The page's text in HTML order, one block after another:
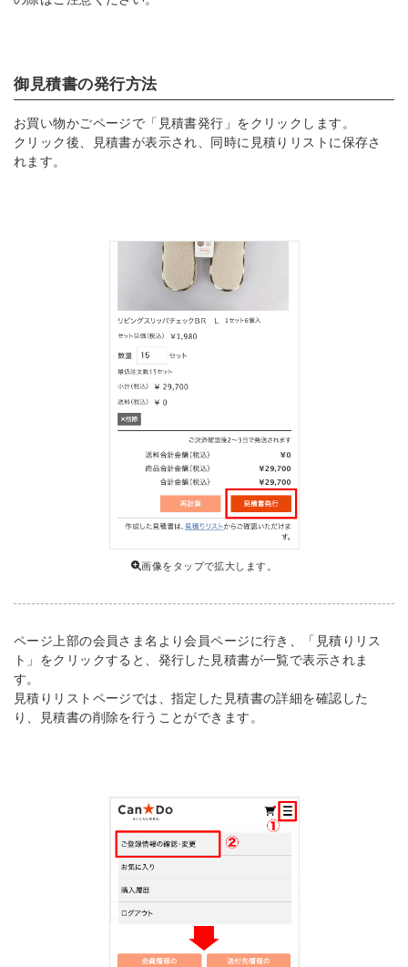
御見積書の発行方法
お買い物かごページで「見積書発行」をクリックします。
クリック後、見積書が表示され、同時に見積りリストに保存さ
れます。
画像をタップで拡大します。
ページ上部の会員さま名より会員ページに行き、「見積りリス
ト」をクリックすると、発行した見積書が一覧で表示されま
す。
見積りリストページでは、指定した見積書の詳細を確認した
り、見積書の削除を行うことができます。